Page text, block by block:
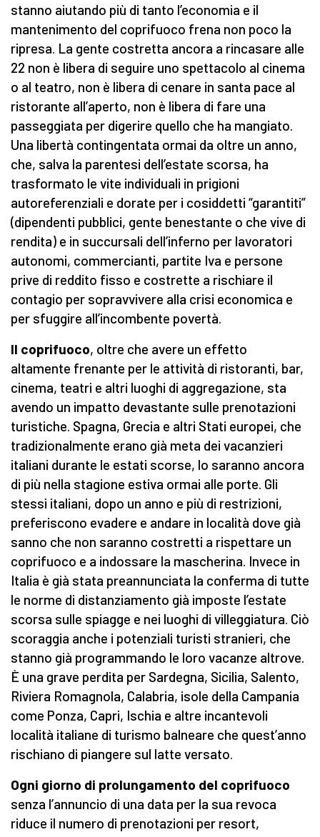
stanno aiutando più di tanto l’economia e il
mantenimento del coprifuoco frena non poco la
ripresa. La gente costretta ancora a rincasare alle
22 non è libera di seguire uno spettacolo al cinema
o al teatro, non è libera di cenare in santa pace al
ristorante all’aperto, non è libera di fare una
passeggiata per digerire quello che ha mangiato.
Una libertà contingentata ormai da oltre un anno,
che, salva la parentesi dell’estate scorsa, ha
trasformato le vite individuali in prigioni
autoreferenziali e dorate per i cosiddetti “garantiti”
(dipendenti pubblici, gente benestante o che vive di
rendita) e in succursali dell’inferno per lavoratori
autonomi, commercianti, partite Iva e persone
prive di reddito fisso e costrette a rischiare il
contagio per sopravvivere alla crisi economica e
per sfuggire all’incombente povertà.
Il coprifuoco, oltre che avere un effetto
altamente frenante per le attività di ristoranti, bar,
cinema, teatri e altri luoghi di aggregazione, sta
avendo un impatto devastante sulle prenotazioni
turistiche. Spagna, Grecia e altri Stati europei, che
tradizionalmente erano già meta dei vacanzieri
italiani durante le estati scorse, lo saranno ancora
di più nella stagione estiva ormai alle porte. Gli
stessi italiani, dopo un anno e più di restrizioni,
preferiscono evadere e andare in località dove già
sanno che non saranno costretti a rispettare un
coprifuoco e a indossare la mascherina. Invece in
Italia è già stata preannunciata la conferma di tutte
le norme di distanziamento già imposte l’estate
scorsa sulle spiagge e nei luoghi di villeggiatura. Ciò
scoraggia anche i potenziali turisti stranieri, che
stanno già programmando le loro vacanze altrove.
È una grave perdita per Sardegna, Sicilia, Salento,
Riviera Romagnola, Calabria, isole della Campania
come Ponza, Capri, Ischia e altre incantevoli
località italiane di turismo balneare che quest’anno
rischiano di piangere sul latte versato.
Ogni giorno di prolungamento del coprifuoco
senza l’annuncio di una data per la sua revoca
riduce il numero di prenotazioni per resort,